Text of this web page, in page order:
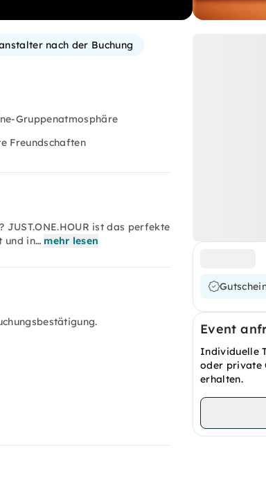
Event
Individuelle
oder private
erhalten.
nach der Buchung
Gruppenatmosphäre
Freundschaften
JUST.ONE.HOUR ist das perfekte
und in… mehr lesen